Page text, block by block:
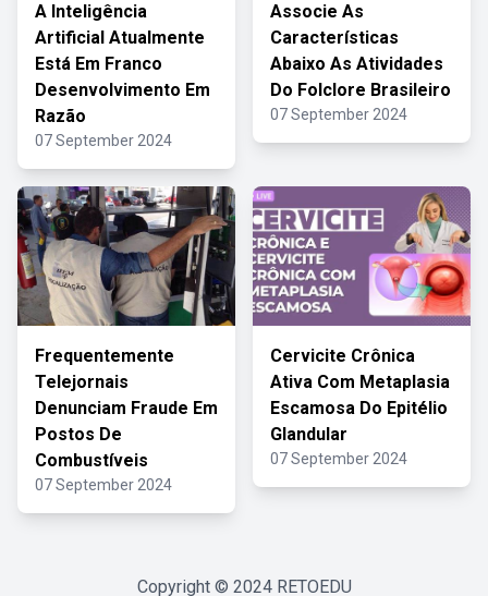
A Inteligência
Artificial Atualmente
Está Em Franco
Desenvolvimento Em
Razão
07 September 2024
Associe As
Características
Abaixo As Atividades
Do Folclore Brasileiro
07 September 2024
Frequentemente
Telejornais
Denunciam Fraude Em
Postos De
Combustíveis
07 September 2024
Cervicite Crônica
Ativa Com Metaplasia
Escamosa Do Epitélio
Glandular
07 September 2024
Copyright © 2024 RETOEDU